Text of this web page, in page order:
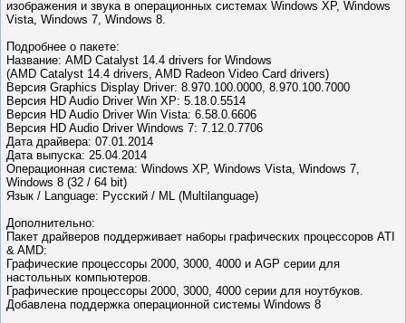
изображения и звука в операционных системах Windows XP, Windows
Vista, Windows 7, Windows 8.
Подробнее о пакете:
Название: AMD Catalyst 14.4 drivers for Windows
(AMD Catalyst 14.4 drivers, AMD Radeon Video Card drivers)
Версия Graphics Display Driver: 8.970.100.0000, 8.970.100.7000
Версия HD Audio Driver Win XP: 5.18.0.5514
Версия HD Audio Driver Win Vista: 6.58.0.6606
Версия HD Audio Driver Windows 7: 7.12.0.7706
Дата драйвера: 07.01.2014
Дата выпуска: 25.04.2014
Операционная система: Windows XP, Windows Vista, Windows 7,
Windows 8 (32 / 64 bit)
Язык / Language: Русский / ML (Multilanguage)
Дополнительно:
Пакет драйверов поддерживает наборы графических процессоров ATI
& AMD:
Графические процессоры 2000, 3000, 4000 и AGP серии для
настольных компьютеров.
Графические процессоры 2000, 3000, 4000 серии для ноутбуков.
Добавлена поддержка операционной системы Windows 8